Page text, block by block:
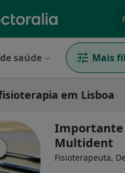
saúde Mais
em Lisboa
Importante
Multident
Fisioterapeuta,